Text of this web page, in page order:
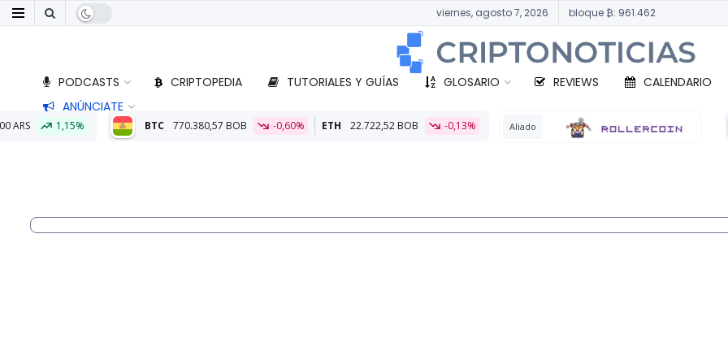
viernes, agosto 7, 2026 bloque ₿: 961.462
PODCASTS CRIPTOPEDIA TUTORIALES Y GUÍAS GLOSARIO REVIEWS CALENDARIO
ANÚNCIATE
BTC 770.380,57 BOB -0,60% ETH 22.722,52 BOB -0,13% Aliado BTC 331.032,80